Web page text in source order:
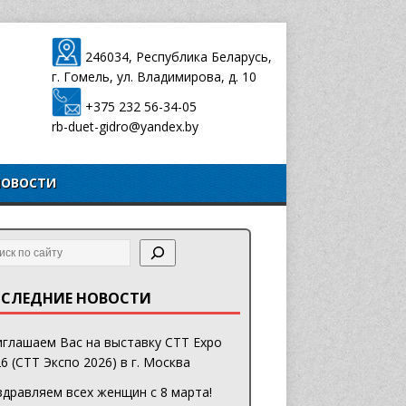
246034, Республика Беларусь,
г. Гомель, ул. Владимирова, д. 10
+375 232 56-34-05
rb-duet-gidro@yandex.by
НОВОСТИ
Вас на выставку CTT Expo
(СТТ Экспо 2026) в г. Москва
всех женщин с 8 марта!